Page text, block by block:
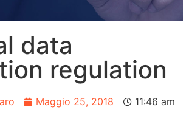
data
regulation
Maggio 25, 2018 11:46 am